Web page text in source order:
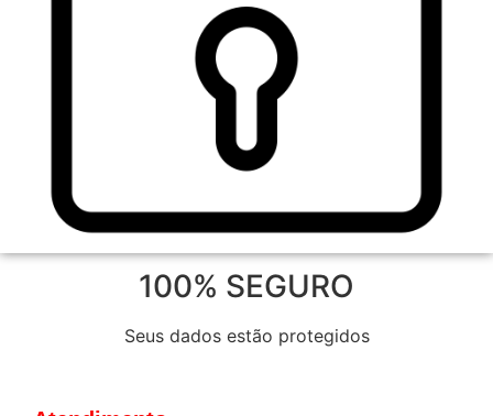
100% SEGURO
Seus dados estão protegidos